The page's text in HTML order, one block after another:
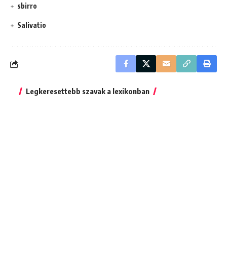
sbirro
Salivatio
Legkeresettebb szavak a lexikonban